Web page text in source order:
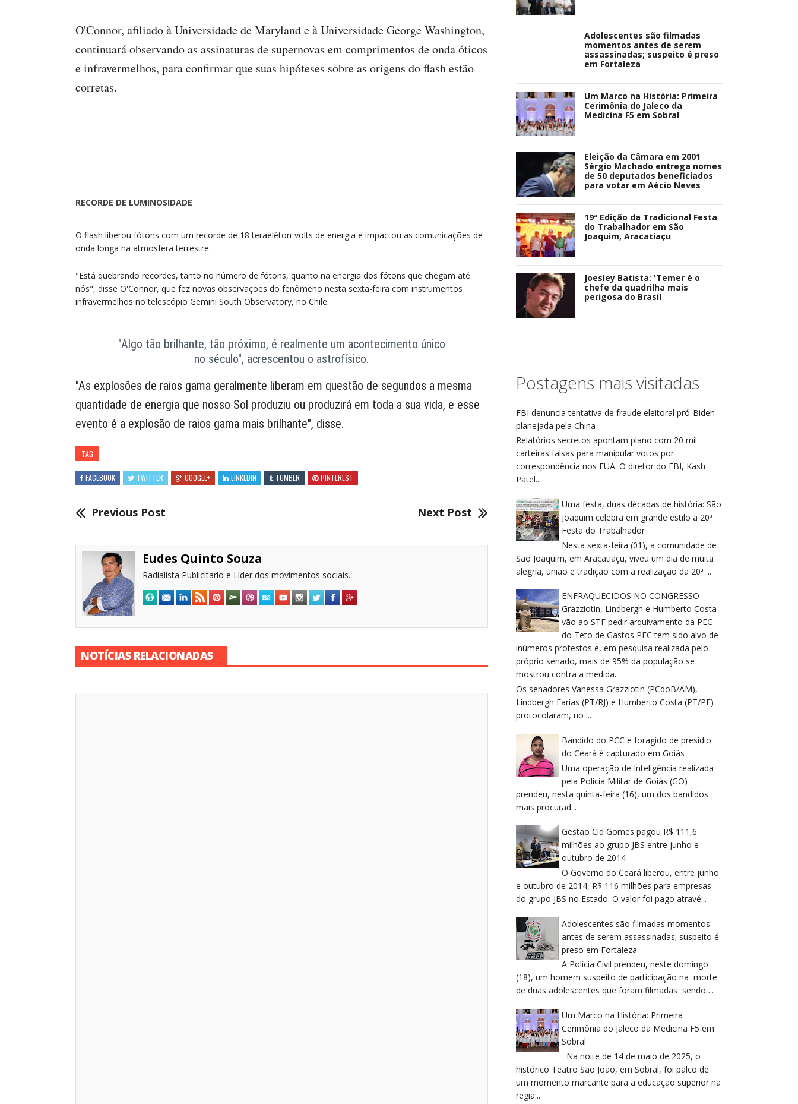
O'Connor, afiliado à Universidade de Maryland e à Universidade George Washington,
continuará observando as assinaturas de supernovas em comprimentos de onda óticos
e infravermelhos, para confirmar que suas hipóteses sobre as origens do flash estão
corretas.
RECORDE DE LUMINOSIDADE
O flash liberou fótons com um recorde de 18 teraeléton-volts de energia e impactou as comunicações de
onda longa na atmosfera terrestre.
"Está quebrando recordes, tanto no número de fótons, quanto na energia dos fótons que chegam até
nós", disse O'Connor, que fez novas observações do fenômeno nesta sexta-feira com instrumentos
infravermelhos no telescópio Gemini South Observatory, no Chile.
"Algo tão brilhante, tão próximo, é realmente um acontecimento único
no século", acrescentou o astrofísico.
"As explosões de raios gama geralmente liberam em questão de segundos a mesma
quantidade de energia que nosso Sol produziu ou produzirá em toda a sua vida, e esse
evento é a explosão de raios gama mais brilhante", disse.
TAG
FACEBOOK TWITTER GOOGLE+ LINKEDIN TUMBLR PINTEREST
Previous Post Next Post
Eudes Quinto Souza
Radialista Publicitario e Líder dos movimentos sociais.
NOTÍCIAS RELACIONADAS
Adolescentes são filmadas
momentos antes de serem
assassinadas; suspeito é preso
em Fortaleza
Um Marco na História: Primeira
Cerimônia do Jaleco da
Medicina F5 em Sobral
Eleição da Câmara em 2001
Sérgio Machado entrega nomes
de 50 deputados beneficiados
para votar em Aécio Neves
19ª Edição da Tradicional Festa
do Trabalhador em São
Joaquim, Aracatiaçu
Joesley Batista: 'Temer é o
chefe da quadrilha mais
perigosa do Brasil
Postagens mais visitadas
FBI denuncia tentativa de fraude eleitoral pró-Biden
planejada pela China
Relatórios secretos apontam plano com 20 mil
carteiras falsas para manipular votos por
correspondência nos EUA. O diretor do FBI, Kash
Patel...
Uma festa, duas décadas de história: São
Joaquim celebra em grande estilo a 20ª
Festa do Trabalhador
Nesta sexta-feira (01), a comunidade de
São Joaquim, em Aracatiaçu, viveu um dia de muita
alegria, união e tradição com a realização da 20ª ...
ENFRAQUECIDOS NO CONGRESSO
Grazziotin, Lindbergh e Humberto Costa
vão ao STF pedir arquivamento da PEC
do Teto de Gastos PEC tem sido alvo de
inúmeros protestos e, em pesquisa realizada pelo
próprio senado, mais de 95% da população se
mostrou contra a medida.
Os senadores Vanessa Grazziotin (PCdoB/AM),
Lindbergh Farias (PT/RJ) e Humberto Costa (PT/PE)
protocolaram, no ...
Bandido do PCC e foragido de presídio
do Ceará é capturado em Goiás
Uma operação de Inteligência realizada
pela Polícia Militar de Goiás (GO)
prendeu, nesta quinta-feira (16), um dos bandidos
mais procurad...
Gestão Cid Gomes pagou R$ 111,6
milhões ao grupo JBS entre junho e
outubro de 2014
O Governo do Ceará liberou, entre junho
e outubro de 2014, R$ 116 milhões para empresas
do grupo JBS no Estado. O valor foi pago atravé...
Adolescentes são filmadas momentos
antes de serem assassinadas; suspeito é
preso em Fortaleza
A Polícia Civil prendeu, neste domingo
(18), um homem suspeito de participação na morte
de duas adolescentes que foram filmadas sendo ...
Um Marco na História: Primeira
Cerimônia do Jaleco da Medicina F5 em
Sobral
Na noite de 14 de maio de 2025, o
histórico Teatro São João, em Sobral, foi palco de
um momento marcante para a educação superior na
regiã...